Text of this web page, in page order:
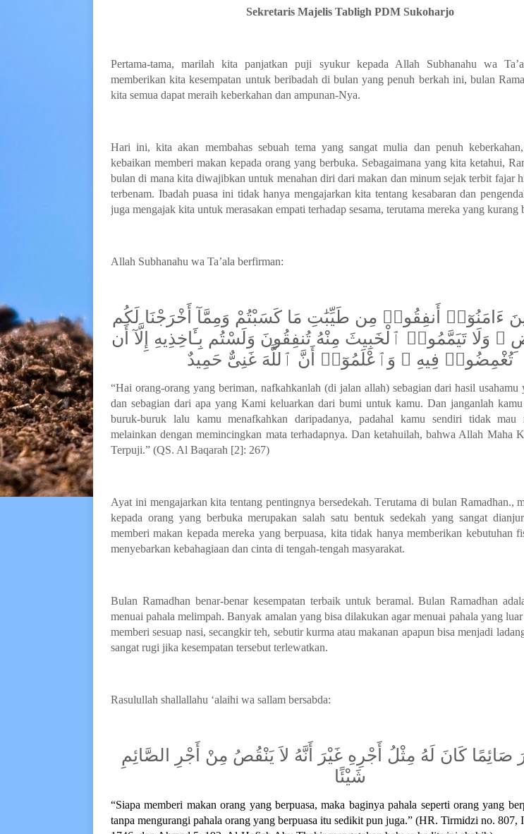
Sekretaris Majelis Tabligh PDM Sukoharjo
Pertama-tama, marilah kita panjatkan puji syukur kepada Allah Subhanahu wa
memberikan kita kesempatan untuk beribadah di bulan yang penuh berkah ini, bulan
kita semua dapat meraih keberkahan dan ampunan-Nya.
Hari ini, kita akan membahas sebuah tema yang sangat mulia dan penuh
kebaikan memberi makan kepada orang yang berbuka. Sebagaimana yang kita ketahui,
bulan di mana kita diwajibkan untuk menahan diri dari makan dan minum sejak terbit fajar
terbenam. Ibadah puasa ini tidak hanya mengajarkan kita tentang kesabaran dan
juga mengajak kita untuk merasakan empati terhadap sesama, terutama mereka yang kurang
Allah Subhanahu wa Ta’ala berfirman:
ءَامَنُوٓا۟ أَنفِقُوا۟ مِن طَيِّبَٰتِ مَا كَسَبْتُمْ وَمِمَّآ أَخْرَجْنَا لَكُم
وَلَا تَيَمَّمُوا۟ ٱلْخَبِيثَ مِنْهُ تُنفِقُونَ وَلَسْتُم بِـَٔاخِذِيهِ إِلَّآ أَن
تُغْمِضُوا۟ فِيهِ ۚ وَٱعْلَمُوٓا۟ أَنَّ ٱللَّهَ غَنِىٌّ حَمِيدٌ
“Hai orang-orang yang beriman, nafkahkanlah (di jalan allah) sebagian dari hasil usahamu
dan sebagian dari apa yang Kami keluarkan dari bumi untuk kamu. Dan janganlah
buruk-buruk lalu kamu menafkahkan daripadanya, padahal kamu sendiri tidak mau
melainkan dengan memincingkan mata terhadapnya. Dan ketahuilah, bahwa Allah Maha
Terpuji.” (QS. Al Baqarah [2]: 267)
Ayat ini mengajarkan kita tentang pentingnya bersedekah. Terutama di bulan Ramadhan.,
kepada orang yang berbuka merupakan salah satu bentuk sedekah yang sangat
memberi makan kepada mereka yang berpuasa, kita tidak hanya memberikan kebutuhan
menyebarkan kebahagiaan dan cinta di tengah-tengah masyarakat.
Bulan Ramadhan benar-benar kesempatan terbaik untuk beramal. Bulan Ramadhan
menuai pahala melimpah. Banyak amalan yang bisa dilakukan agar menuai pahala yang
memberi sesuap nasi, secangkir teh, sebutir kurma atau makanan apapun bisa menjadi
sangat rugi jika kesempatan tersebut terlewatkan.
Rasulullah shallallahu ‘alaihi wa sallam bersabda:
كَانَ لَهُ مِثْلُ أَجْرِهِ غَيْرَ أَنَّهُ لاَ يَنْقُصُ مِنْ أَجْرِ الصَّائِمِ
شَيْئًا
“Siapa memberi makan orang yang berpuasa, maka baginya pahala seperti orang yang
tanpa mengurangi pahala orang yang berpuasa itu sedikit pun juga.” (HR. Tirmidzi no. 807,